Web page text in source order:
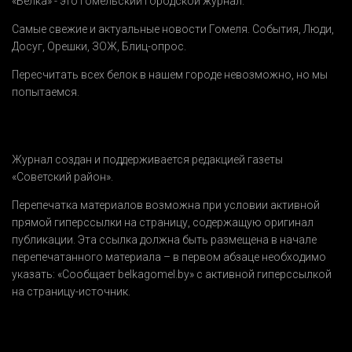
Самые свежие и актуальные новости Гомеля. События Люди
Досуг Орешки ЗОЖ Блиц-опрос
Пересчитать всех белок в нашем городе невозможно, но мы
попытаемся.
Журнал создан и поддерживается редакцией газеты
«Советский район».
Перепечатка материалов возможна при условии активной
прямой гиперссылки на страницу, содержащую оригинал
публикации. Эта ссылка должна быть размещена в начале
перепечатанного материала – в первом абзаце необходимо
указать: «Сообщает belkagomel.by» с активной гиперссылкой
на страницу-источник.